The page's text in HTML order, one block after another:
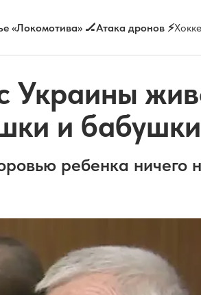
«Локомотива» 🏒Атака дронов ⚡
Украины
и бабушки
ребенка ничего